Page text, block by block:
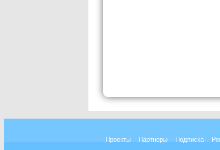
Проекты Партнеры Подписка